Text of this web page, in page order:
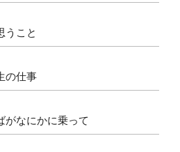
うこと
の仕事
がなにかに乗って